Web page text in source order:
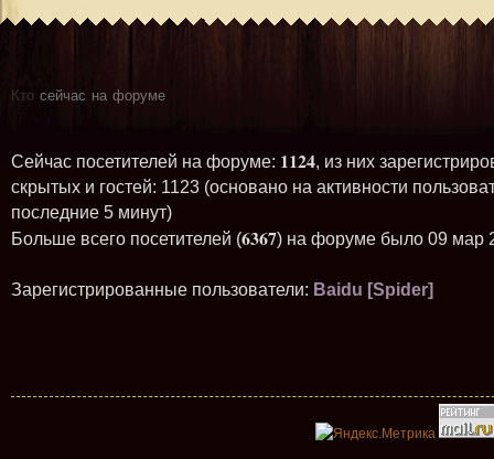
Кто сейчас на форуме
Сейчас посетителей на форуме: 1124, из них
скрытых и гостей: 1123 (основано на активности
последние 5 минут)
Больше всего посетителей (6367) на форуме было 09 мар
Зарегистрированные пользователи: Baidu [Spider]